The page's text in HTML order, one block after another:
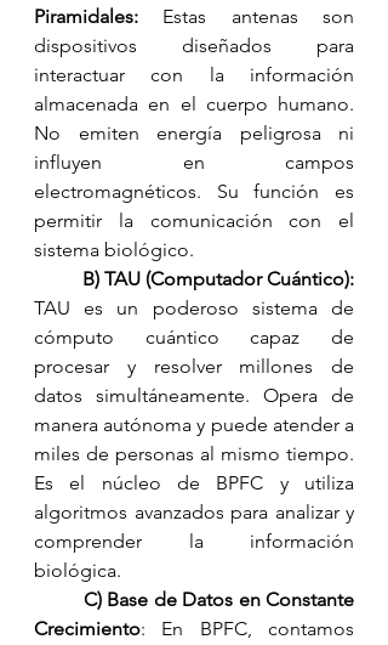
Piramidales: Estas antenas son
dispositivos diseñados para
interactuar con la información
almacenada en el cuerpo humano.
No emiten energía peligrosa ni
influyen en campos
electromagnéticos. Su función es
permitir la comunicación con el
sistema biológico.
B) TAU (Computador Cuántico):
TAU es un poderoso sistema de
cómputo cuántico capaz de
procesar y resolver millones de
datos simultáneamente. Opera de
manera autónoma y puede atender a
miles de personas al mismo tiempo.
Es el núcleo de BPFC y utiliza
algoritmos avanzados para analizar y
comprender la información
biológica.
C) Base de Datos en Constante
Crecimiento: En BPFC, contamos